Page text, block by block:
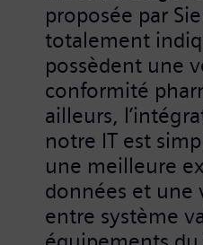
proposée par
totalement
possèdent une
conformité
ailleurs,
notre IT est
une meilleure
données et une
entre système